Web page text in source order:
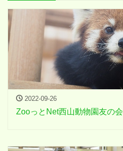
2022-09-26
ZooっとNet西山動物園友の会